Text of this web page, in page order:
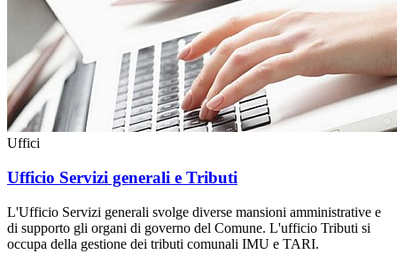
Uffici
Ufficio Servizi generali e Tributi
L'Ufficio Servizi generali svolge diverse mansioni amministrative e
di supporto gli organi di governo del Comune. L'ufficio Tributi si
occupa della gestione dei tributi comunali IMU e TARI.